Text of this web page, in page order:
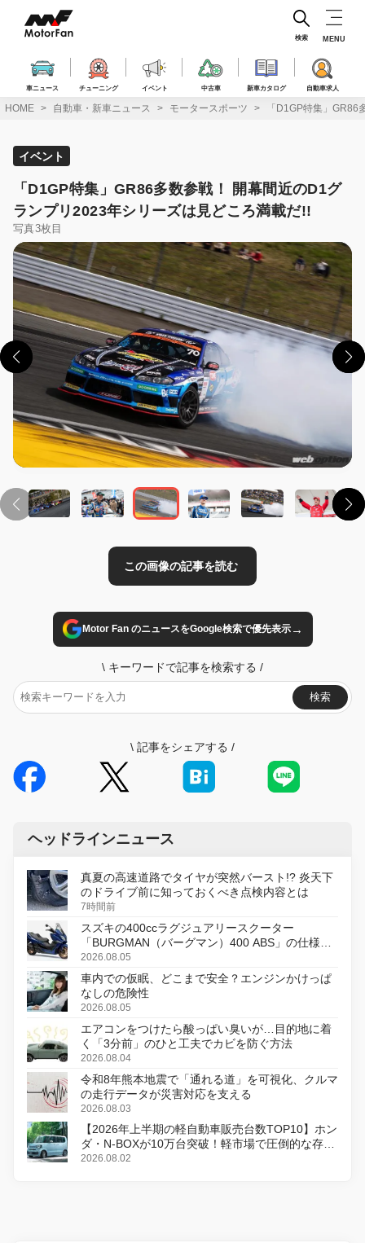
ス
車ニュース チューニング イベント 中古車 新車カタログ 自動車求人
検索 MENU
HOME 自動車・新車ニュース モータースポーツ 「D1GP特集」
イベント
「D1GP特集」GR86多数参戦！ 開幕間近のD1グ
ランプリ2023年シリーズは見どころ満載だ!!
写真3枚目
Motor Fan のニュースをGoogle検索で優先表示→
\ キーワードで記事を検索する /
検索
\ 記事をシェアする /
ヘッドラインニュース
真夏の高速道路でタイヤが突然バースト!? 炎天下
のドライブ前に知っておくべき点検内容とは
7時間前
スズキの400ccラグジュアリースクーター
「BURGMAN（バーグマン）400 ABS」の仕様を
変更し、8月18日に発売
2026.08.05
車内での仮眠、どこまで安全？エンジンかけっぱ
なしの危険性
2026.08.05
エアコンをつけたら酸っぱい臭いが…目的地に着
く「3分前」のひと工夫でカビを防ぐ方法
2026.08.04
令和8年熊本地震で「通れる道」を可視化、クルマ
の走行データが災害対応を支える
2026.08.03
【2026年上半期の軽自動車販売台数TOP10】ホン
ダ・N-BOXが10万台突破！軽市場で圧倒的な存在
感
2026.08.02